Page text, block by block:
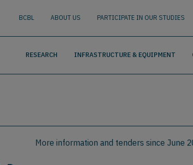
BCBL ABOUT US PARTICIPATE IN OUR STUDIES
RESEARCH INFRASTRUCTURE & EQUIPMENT
More information and tenders since June